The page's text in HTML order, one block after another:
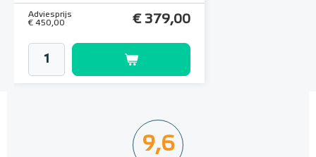
Adviesprijs
€ 450,00
€ 379,00
9,6